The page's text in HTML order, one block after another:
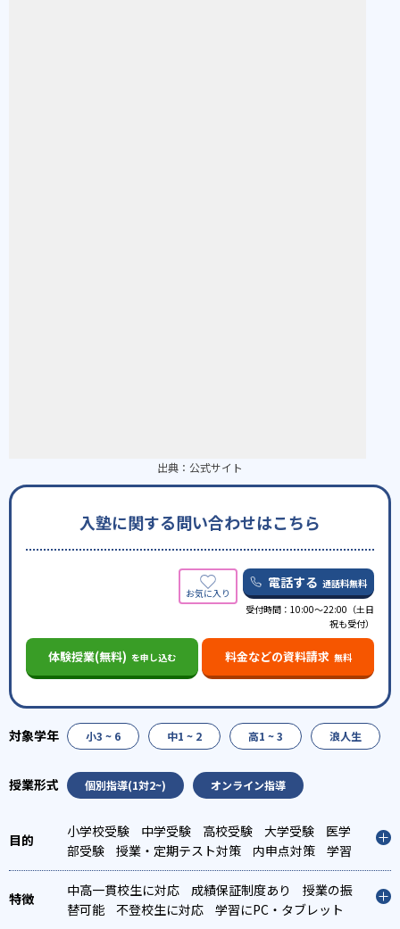
出典： 公式サイト
入塾に関する問い合わせはこちら
電話する 通話料無料
受付時間：10:00〜22:00（土日
祝も受付）
体験授業(無料) を申し込む 料金などの資料請求 無料
小3 ~ 6 中1 ~ 2 高1 ~ 3 浪人生
個別指導(1対2~) オンライン指導
小学校受験 中学受験 高校受験 大学受験
医学
部受験
授業・定期テスト対策 内申点対策
学習
習慣の定着
総合型選抜(旧AO)対策
推薦入試対
策
学校別特化対策 国公立大対策 私大対策
共
通テスト対策
英検(英語検定)対策
漢検(漢字検
中高一貫校生に対応 成績保証制度あり
授業の振
替可能
不登校生に対応
学習にPC・タブレット